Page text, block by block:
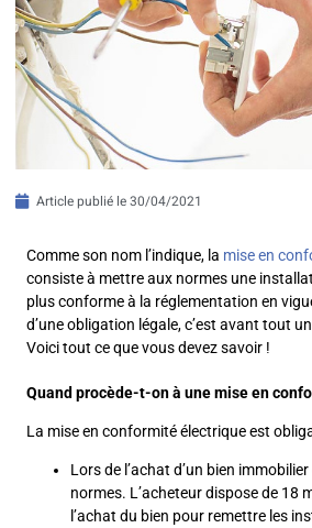
Article publié le30/04/2021
Comme son nom l’indique, la mise en
consiste à mettre aux normes une
plus conforme à la réglementation en
d’une obligation légale, c’est avant tout
Voici tout ce que vous devez savoir !
Quand procède-t-on à une mise en
La mise en conformité électrique est
Lors de l’achat d’un bien
normes. L’acheteur dispose de 18
l’achat du bien pour remettre les